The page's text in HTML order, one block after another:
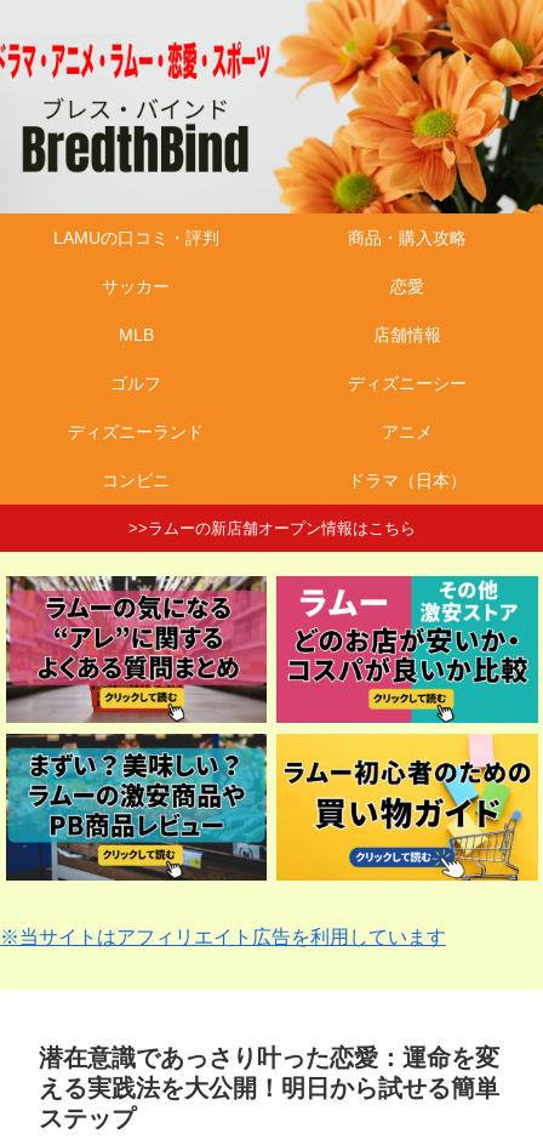
LAMUの口コミ・評判 商品・購入攻略
サッカー 恋愛
MLB 店舗情報
ゴルフ ディズニーシー
ディズニーランド アニメ
コンビニ ドラマ（日本）
>>ラムーの新店舗オープン情報はこちら
※当サイトはアフィリエイト広告を利用しています
潜在意識であっさり叶った恋愛：運命を変
える実践法を大公開！明日から試せる簡単
ステップ